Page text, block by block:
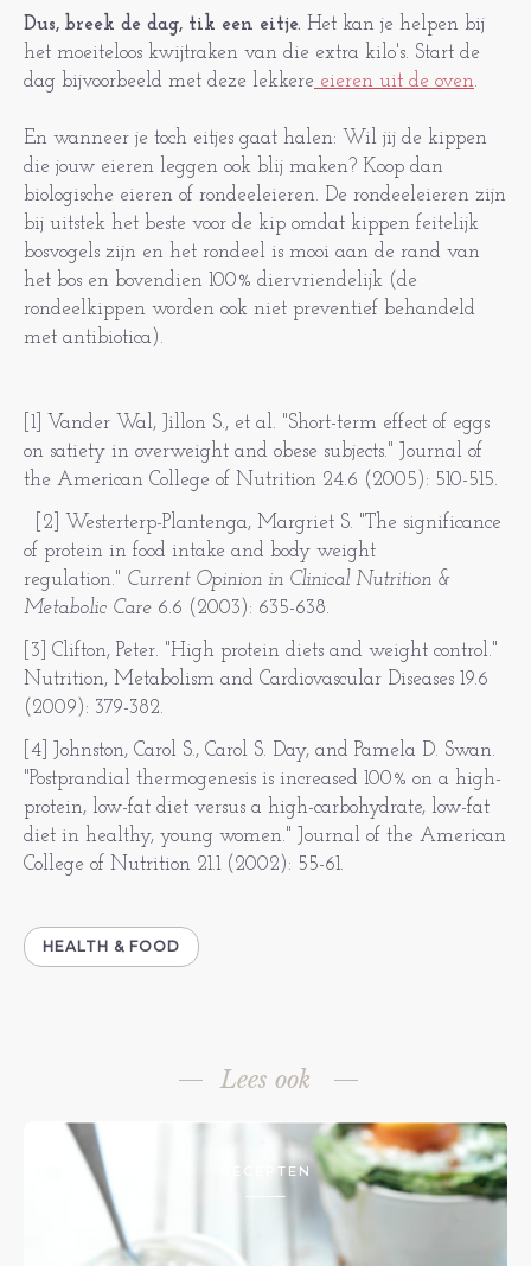
Dus, breek de dag, tik een eitje. Het kan je helpen bij
het moeiteloos kwijtraken van die extra kilo's. Start de
dag bijvoorbeeld met deze lekkere eieren uit de oven.
En wanneer je toch eitjes gaat halen: Wil jij de kippen
die jouw eieren leggen ook blij maken? Koop dan
biologische eieren of rondeeleieren. De rondeeleieren zijn
bij uitstek het beste voor de kip omdat kippen feitelijk
bosvogels zijn en het rondeel is mooi aan de rand van
het bos en bovendien 100% diervriendelijk (de
rondeelkippen worden ook niet preventief behandeld
met antibiotica).
[1] Vander Wal, Jillon S., et al. "Short-term effect of eggs
on satiety in overweight and obese subjects." Journal of
the American College of Nutrition 24.6 (2005): 510-515.
[2] Westerterp-Plantenga, Margriet S. "The significance
of protein in food intake and body weight
regulation." Current Opinion in Clinical Nutrition &
Metabolic Care 6.6 (2003): 635-638.
[3] Clifton, Peter. "High protein diets and weight control."
Nutrition, Metabolism and Cardiovascular Diseases 19.6
(2009): 379-382.
[4] Johnston, Carol S., Carol S. Day, and Pamela D. Swan.
"Postprandial thermogenesis is increased 100% on a high-
protein, low-fat diet versus a high-carbohydrate, low-fat
diet in healthy, young women." Journal of the American
College of Nutrition 21.1 (2002): 55-61.
HEALTH & FOOD
Lees ook
RECEPTEN